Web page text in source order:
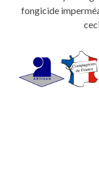
fongicide